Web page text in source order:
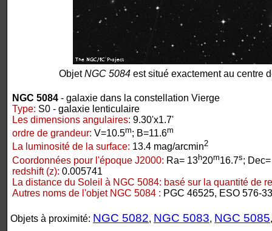
ObjetNGC 5084est situé exactement au centre
NGC 5084 - galaxie dans la constellation Vierge
Type: S0 - galaxie lenticulaire
Les dimensions angulaires: 9.30'x1.7'
ordre de grandeur: V=10.5m; B=11.6m
La luminosité de la surface: 13.4 mag/arcmin2
Coordonnées pour l'époque J2000: Ra= 13h20m16.7s;
redshift (z): 0.005741
La distance du Soleil à NGC 5084: basé sur la quantité de
Autres noms de l'objet NGC 5084 : PGC 46525, ESO 576-
Objets à proximité: NGC 5082, NGC 5083, NGC 5085